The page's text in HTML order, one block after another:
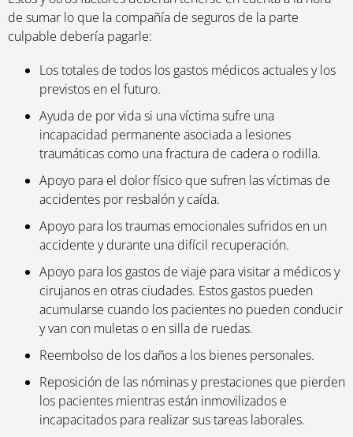
de sumar lo que la compañía de seguros de la parte
culpable debería pagarle:
Los totales de todos los gastos médicos actuales y los
previstos en el futuro.
Ayuda de por vida si una víctima sufre una
incapacidad permanente asociada a lesiones
traumáticas como una fractura de cadera o rodilla.
Apoyo para el dolor físico que sufren las víctimas de
accidentes por resbalón y caída.
Apoyo para los traumas emocionales sufridos en un
accidente y durante una difícil recuperación.
Apoyo para los gastos de viaje para visitar a médicos y
cirujanos en otras ciudades. Estos gastos pueden
acumularse cuando los pacientes no pueden conducir
y van con muletas o en silla de ruedas.
Reembolso de los daños a los bienes personales.
Reposición de las nóminas y prestaciones que pierden
los pacientes mientras están inmovilizados e
incapacitados para realizar sus tareas laborales.